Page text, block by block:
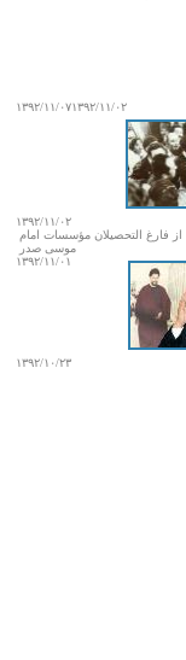
۱۳۹۲/۱۱/۰۷۱۳۹۲/۱۱/۰۲
۱۳۹۲/۱۱/۰۲
از فارغ التحصیلان مؤسسات امام
موسی صدر
۱۳۹۲/۱۱/۰۱
۱۳۹۲/۱۰/۲۳